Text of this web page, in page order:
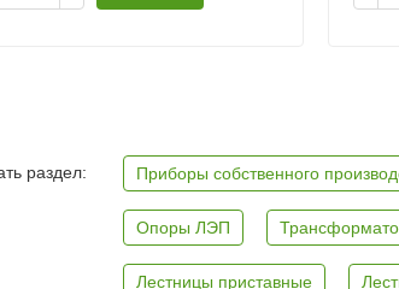
раздел: Приборы собственного
Опоры ЛЭП
Лестницы приставные